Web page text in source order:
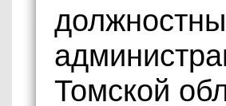
Томской